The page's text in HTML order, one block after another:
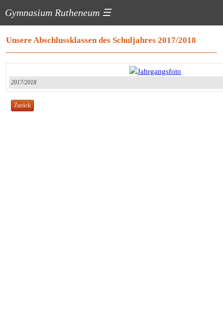
Gymnasium Rutheneum ☰
Unsere Abschlussklassen des Schuljahres 2017/2018
2017/2018